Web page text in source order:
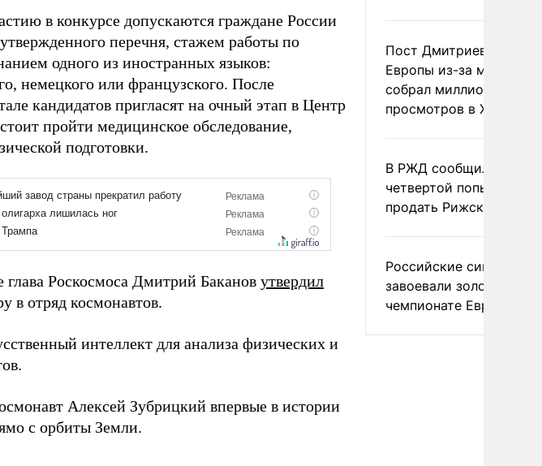
в конкурсе допускаются граждане России
перечня, стажем работы по
одного из иностранных языков:
немецкого или французского. После
кандидатов пригласят на очный этап в Центр
пройти медицинское обследование,
подготовки.
Роскосмоса Дмитрий Баканов утвердил
в отряд космонавтов.
интеллект для анализа физических и
Алексей Зубрицкий впервые в истории
с орбиты Земли.
Пост Дмитриева о
Европы из-за
собрал миллион
просмотров в X
В РЖД сообщили о
четвертой попытке
продать Рижский
Российские
завоевали золото на
чемпионате Европы